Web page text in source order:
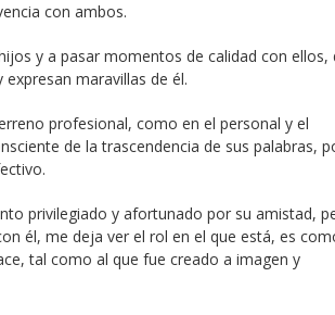
con ambos.
y a pasar momentos de calidad con ellos,
maravillas de él.
profesional, como en el personal y el
de la trascendencia de sus palabras,
privilegiado y afortunado por su amistad,
él, me deja ver el rol en el que está, es
tal como al que fue creado a imagen y